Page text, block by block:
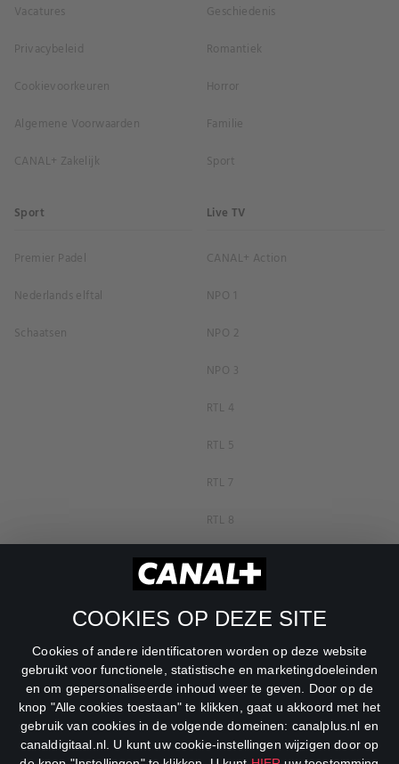
COOKIES OP DEZE SITE
Cookies of andere identificatoren worden op deze website
gebruikt voor functionele, statistische en marketingdoeleinden
en om gepersonaliseerde inhoud weer te geven. Door op de
knop "Alle cookies toestaan" te klikken, gaat u akkoord met het
gebruik van cookies in de volgende domeinen: canalplus.nl en
canaldigitaal.nl. U kunt uw cookie-instellingen wijzigen door op
Vacatures
Privacybeleid
Cookievoorkeuren
Algemene Voorwaarden
CANAL+ Zakelijk
Geschiedenis
Romantiek
Horror
Familie
Sport
Sport
Premier Padel
Nederlands elftal
Schaatsen
Live TV
CANAL+ Action
NPO 1
NPO 2
NPO 3
RTL 4
RTL 5
RTL 7
RTL 8
RTL Z
SBS6
Net5
Veronica
DreamWorks Channel